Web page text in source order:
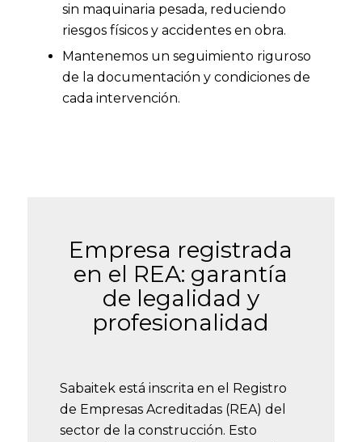
sin maquinaria pesada, reduciendo
riesgos físicos y accidentes en obra.
Mantenemos un seguimiento riguroso
de la documentación y condiciones de
cada intervención.
Empresa registrada
en el REA: garantía
de legalidad y
profesionalidad
Sabaitek está inscrita en el Registro
de Empresas Acreditadas (REA) del
sector de la construcción. Esto